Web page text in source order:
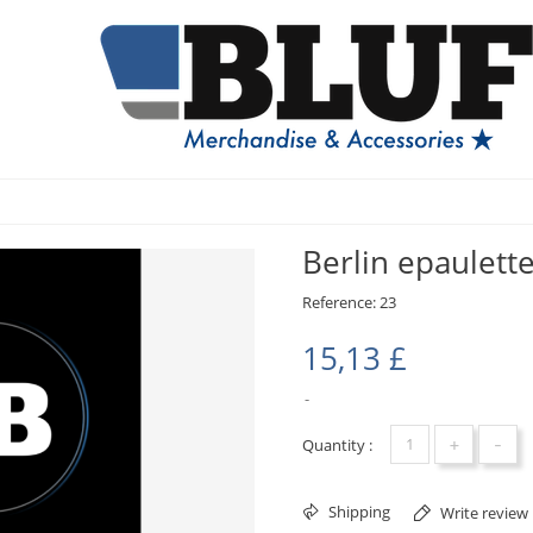
Berlin
Reference:23
15,13 £
Quantity : + -
Shipping Write review